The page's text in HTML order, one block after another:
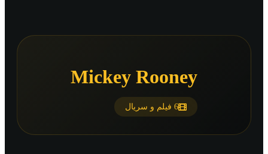
Mickey Rooney
6 فیلم و سریال